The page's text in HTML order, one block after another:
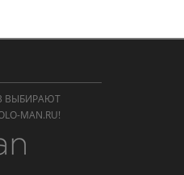
ВЫБИРАЮТ
MAN.RU!